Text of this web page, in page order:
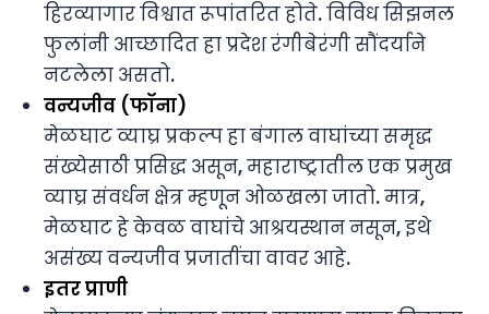
हिरव्यागार विश्वात रूपांतरित होते. विविध सिझनल
फुलांनी आच्छादित हा प्रदेश रंगीबेरंगी सौंदर्याने
नटलेला असतो.
वन्यजीव (फॉना)
मेळघाट व्याघ्र प्रकल्प हा बंगाल वाघांच्या समृद्ध
संख्येसाठी प्रसिद्ध असून, महाराष्ट्रातील एक प्रमुख
व्याघ्र संवर्धन क्षेत्र म्हणून ओळखला जातो. मात्र,
मेळघाट हे केवळ वाघांचे आश्रयस्थान नसून, इथे
असंख्य वन्यजीव प्रजातींचा वावर आहे.
इतर प्राणी